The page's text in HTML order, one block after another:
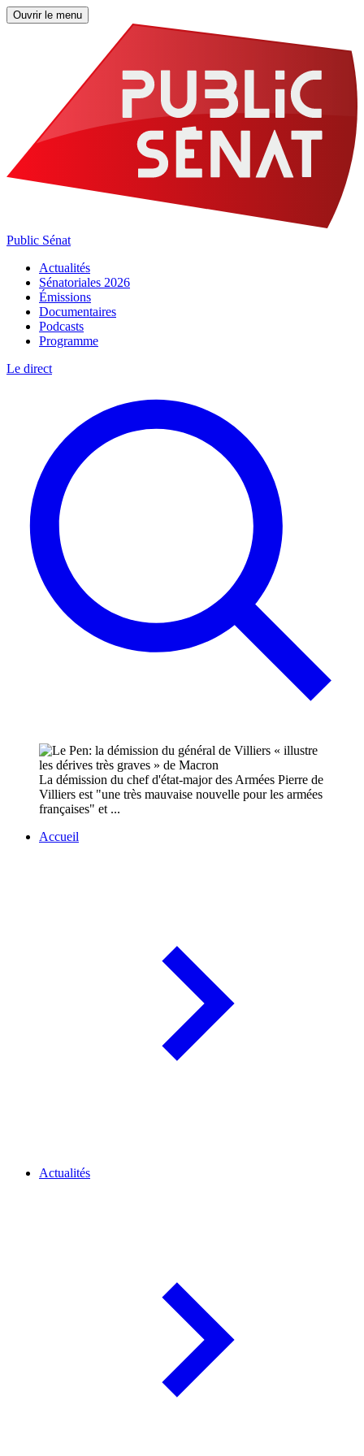
Ouvrir le menu
Public Sénat
Actualités
Sénatoriales 2026
Émissions
Documentaires
Podcasts
Programme
Le direct
La démission du chef d'état-major des Armées Pierre de
Villiers est "une très mauvaise nouvelle pour les armées
françaises" et ...
Accueil
Actualités